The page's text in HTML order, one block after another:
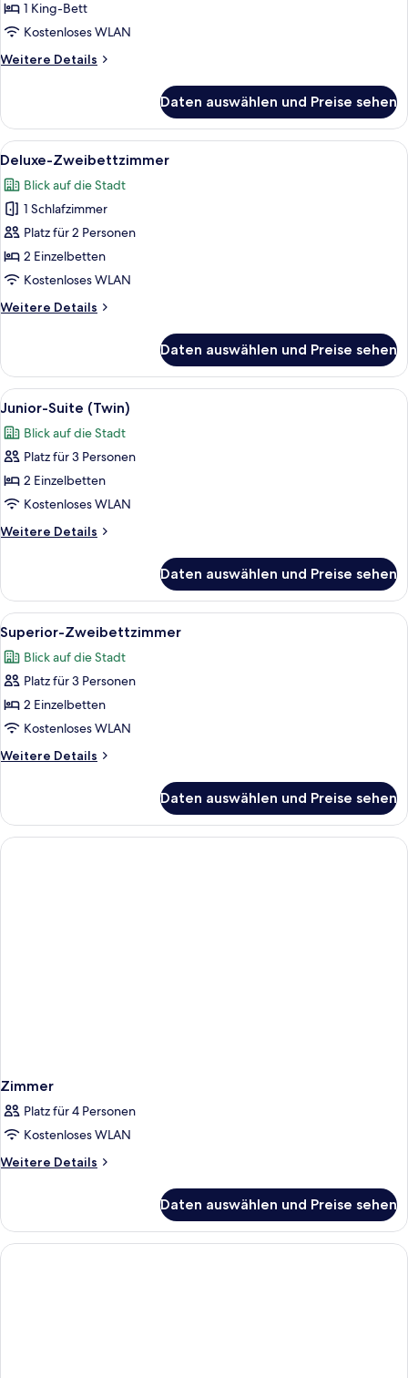
1 King-Bett
Kostenloses WLAN
Weitere Details
Weitere
Zimmer
Daten auswählen und Preise sehen
Alle
Fotos
für
Deluxe-
Zweibettzimmer
anzeigen
Ein Hotelzimmer mit zwei Betten,
7
Deluxe-Zweibettzimmer
Blick auf die Stadt
1 Schlafzimmer
Platz für 2 Personen
2 Einzelbetten
Kostenloses WLAN
Weitere Details
Weitere
Zweibettzimmer
Daten auswählen und Preise sehen
Alle
Fotos
für
Junior-
Suite
(Twin)
anzeigen
Ein Hotelzimmer mit zwei Betten,
6
Junior-Suite (Twin)
Blick auf die Stadt
Platz für 3 Personen
2 Einzelbetten
Kostenloses WLAN
Weitere Details
Weitere
Suite
(Twin)
Daten auswählen und Preise sehen
Alle
Fotos
für
Superior-
Zweibettzimmer
anzeigen
Ein Hotelzimmer mit zwei Betten,
6
Superior-Zweibettzimmer
Blick auf die Stadt
Platz für 3 Personen
2 Einzelbetten
Kostenloses WLAN
Weitere Details
Weitere
Zweibettzimmer
Daten auswählen und Preise sehen
Zimmer
Platz für 4 Personen
Kostenloses WLAN
Weitere Details
Weitere
Daten auswählen und Preise sehen